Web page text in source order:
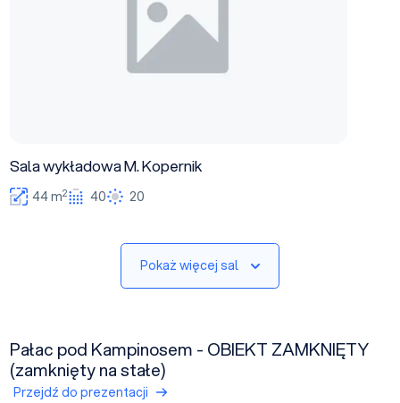
Sala wykładowa M. Kopernik
44 m2 40 20
Pokaż więcej sal
Pałac pod Kampinosem - OBIEKT ZAMKNIĘTY
(zamknięty na stałe)
Przejdź do prezentacji